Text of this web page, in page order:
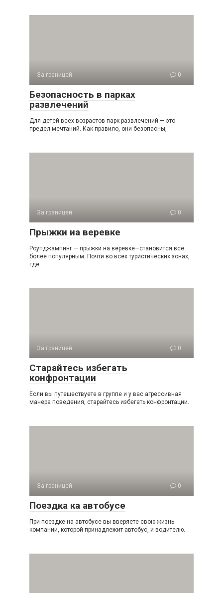
За границей 0
Безопасность в парках
развлечений
Для детей всех возрастов парк развлечений — это
предел мечтаний. Как правило, они безопасны,
За границей 0
Прыжки иа веревке
Роупджампинг — прыжки на веревке—становится все
более популярным. Почти во всех туристических зонах,
где
За границей 0
Старайтесь избегать
конфронтации
Если вы путешествуете в группе и у вас агрессивная
манера поведения, старайтесь избегать конфронтации.
За границей 0
Поездка ка автобусе
При поездке на автобусе вы вверяете свою жизнь
компании, которой принадлежит автобус, и водителю.